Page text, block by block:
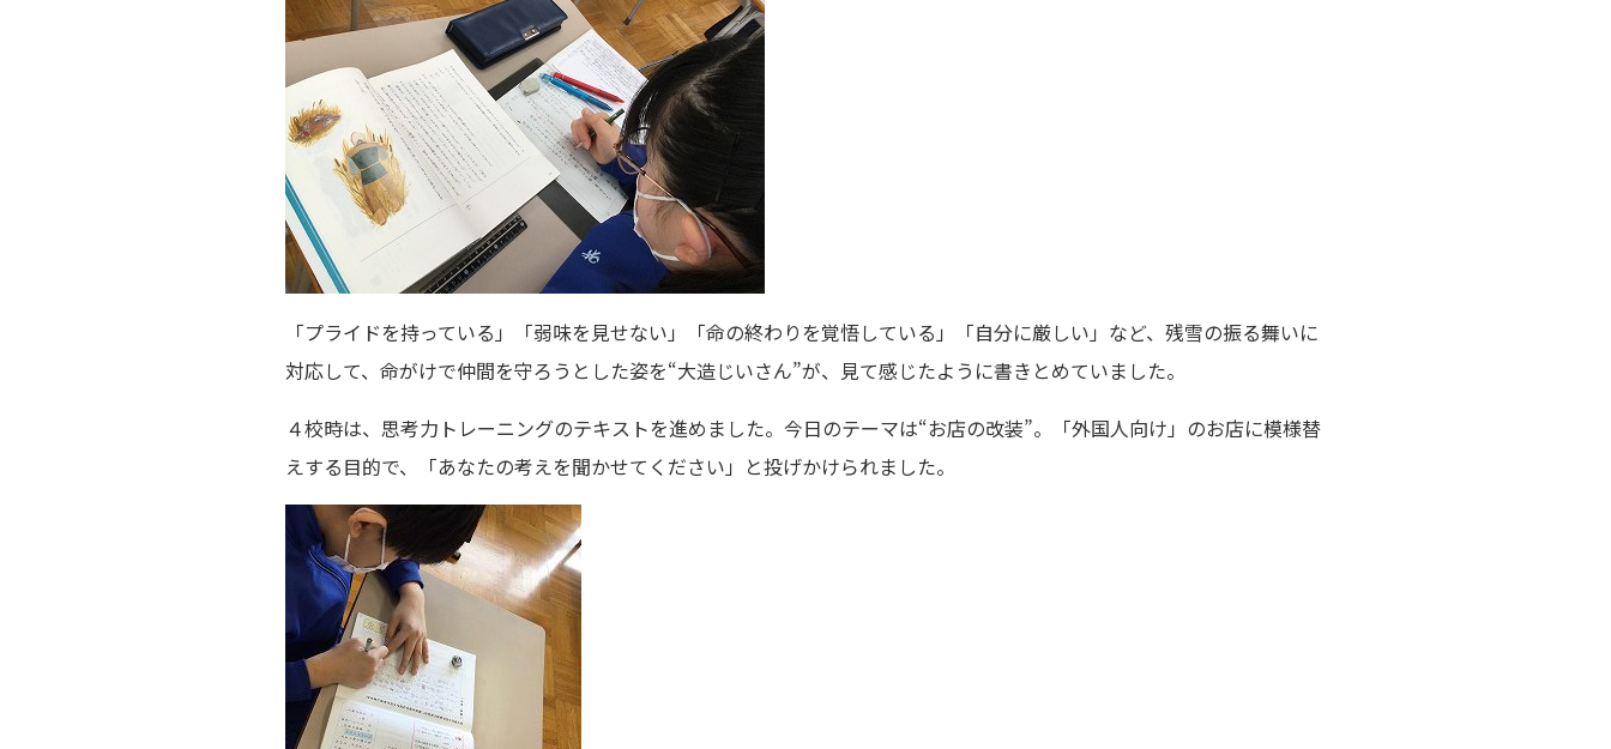
「プライドを持っている」「弱味を見せない」「命の終わりを覚悟している」「自分に厳しい」など、残雪の振る舞いに
対応して、命がけで仲間を守ろうとした姿を“大造じいさん”が、見て感じたように書きとめていました。
４校時は、思考力トレーニングのテキストを進めました。今日のテーマは“お店の改装”。「外国人向け」のお店に模様替
えする目的で、「あなたの考えを聞かせてください」と投げかけられました。